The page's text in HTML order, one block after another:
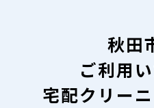
秋田
ご利用
宅配クリー